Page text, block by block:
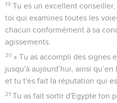
19 Tu es un excellent
toi qui examines toutes les
chacun conformément à sa
agissements.
20 » Tu as accompli des signes
jusqu'à aujourd’hui, ainsi
et tu t'es fait la réputation qui
21 Tu as fait sortir d'Egypte ton